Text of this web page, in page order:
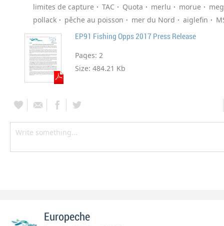
limites de capture
TAC Quota merlu morue
pollack
pêche au poisson mer du Nord aiglefin
EP91 Fishing Opps 2017 Press Release
Pages: 2
Size: 484.21 Kb
Europeche